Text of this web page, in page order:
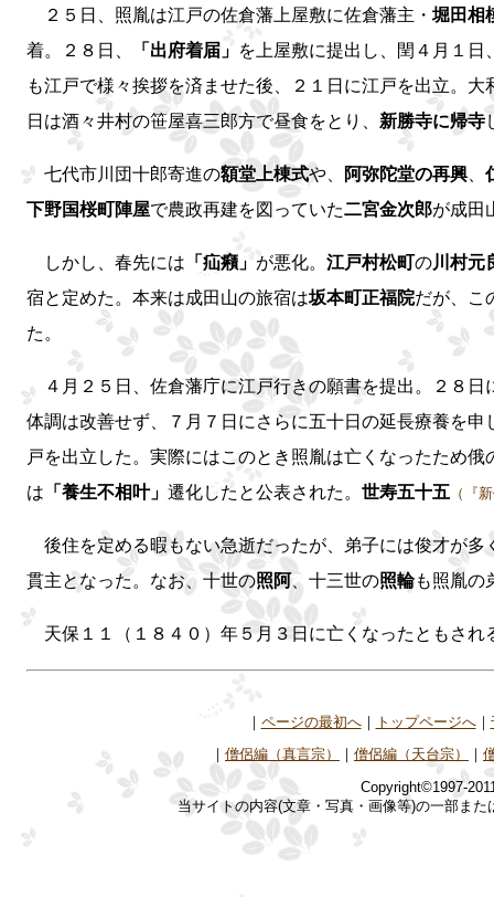
２５日、照胤は江戸の佐倉藩上屋敷に佐倉藩主・ 堀田相
着。２８日、
「出府着届」 を上屋敷に提出し、閏４月１
も江戸で様々挨拶を済ませた後、２１日に江戸を出立。
日は酒々井村の笹屋喜三郎方で昼食をとり、 新勝寺に帰寺
七代市川団十郎寄進の額堂上棟式や、 阿弥陀堂の再興
下野国桜町陣屋で農政再建を図っていた二宮金次郎が成田
しかし、春先には 「疝癪」 が悪化。 江戸村松町の川村元
宿と定めた。本来は成田山の旅宿は坂本町正福院だが、こ
た。
４月２５日、佐倉藩庁に江戸行きの願書を提出。２８日
体調は改善せず、７月７日にさらに五十日の延長療養を申
戸を出立した。実際にはこのとき照胤は亡くなったため
は 「養生不相叶」 遷化したと公表された。 世寿五十五 （『
後住を定める暇もない急逝だったが、弟子には俊才が多
貫主となった。なお、十世の照阿、十三世の照輪も照胤の
天保１１（１８４０）年５月３日に亡くなったともされ
｜ ページの最初へ｜ トップページへ｜
｜ 僧侶編（真言宗） ｜ 僧侶編（天台宗） ｜
Copyright©1997-
当サイトの内容(文章・写真・画像等)の一部ま